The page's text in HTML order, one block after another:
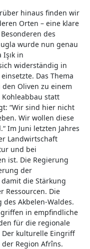
hinaus finden wir
Orten – eine klare
des
wurde nun genau
in
widerständig in
Das Thema
Oliven zu einem
statt
“Wir sind hier nicht
Wir wollen diese
Im Juni letzten Jahres
Landwirtschaft
und bei
ist. Die Regierung
der
die Stärkung
Ressourcen. Die
Akbelen-Waldes.
in empfindliche
für die regionale
kulturelle Eingriff
Region Afrîns.